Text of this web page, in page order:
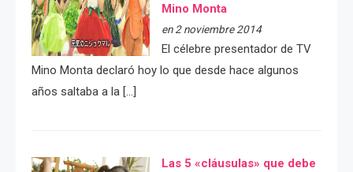
Mino Monta
en 2 noviembre 2014
El célebre presentador de TV
Mino Monta declaró hoy lo que desde hace algunos
años saltaba a la […]
Las 5 «cláusulas» que debe